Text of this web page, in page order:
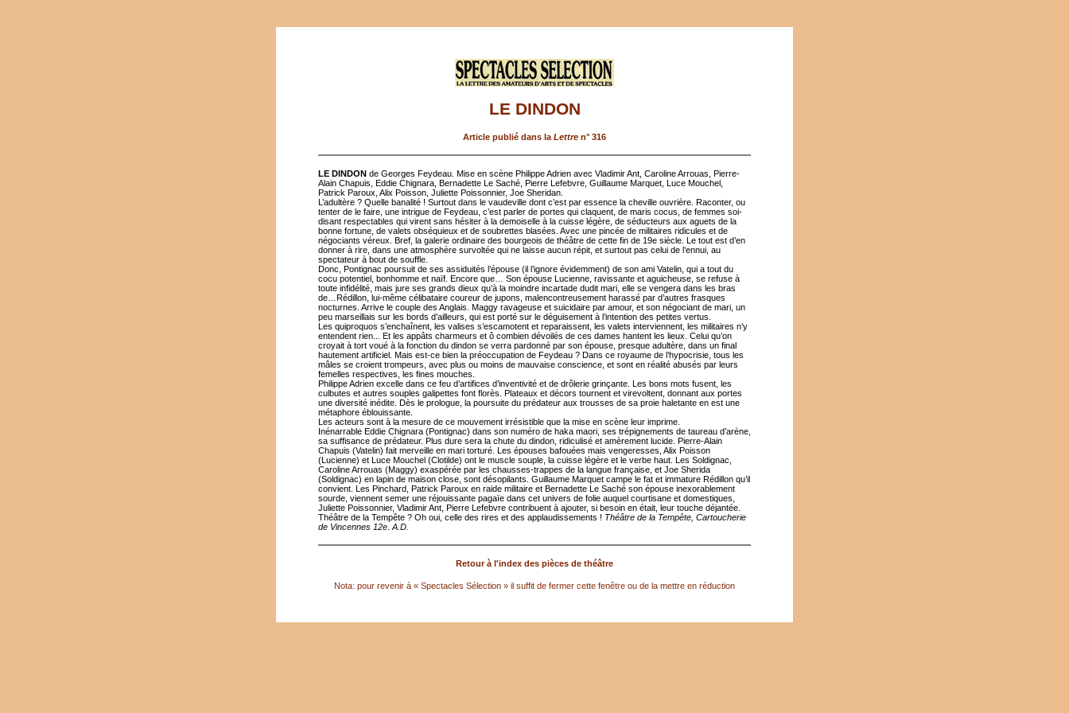
LE DINDON
Article publié dans la Lettre n° 316
LE DINDON de Georges Feydeau. Mise en scène Philippe Adrien avec Vladimir Ant, Caroline Arrouas, Pierre-
Alain Chapuis, Eddie Chignara, Bernadette Le Saché, Pierre Lefebvre, Guillaume Marquet, Luce Mouchel,
Patrick Paroux, Alix Poisson, Juliette Poissonnier, Joe Sheridan.
L’adultère ? Quelle banalité ! Surtout dans le vaudeville dont c’est par essence la cheville ouvrière. Raconter, ou
tenter de le faire, une intrigue de Feydeau, c’est parler de portes qui claquent, de maris cocus, de femmes soi-
disant respectables qui virent sans hésiter à la demoiselle à la cuisse légère, de séducteurs aux aguets de la
bonne fortune, de valets obséquieux et de soubrettes blasées. Avec une pincée de militaires ridicules et de
négociants véreux. Bref, la galerie ordinaire des bourgeois de théâtre de cette fin de 19e siècle. Le tout est d’en
donner à rire, dans une atmosphère survoltée qui ne laisse aucun répit, et surtout pas celui de l’ennui, au
spectateur à bout de souffle.
Donc, Pontignac poursuit de ses assiduités l’épouse (il l’ignore évidemment) de son ami Vatelin, qui a tout du
cocu potentiel, bonhomme et naïf. Encore que… Son épouse Lucienne, ravissante et aguicheuse, se refuse à
toute infidélité, mais jure ses grands dieux qu’à la moindre incartade dudit mari, elle se vengera dans les bras
de…Rédillon, lui-même célibataire coureur de jupons, malencontreusement harassé par d’autres frasques
nocturnes. Arrive le couple des Anglais. Maggy ravageuse et suicidaire par amour, et son négociant de mari, un
peu marseillais sur les bords d’ailleurs, qui est porté sur le déguisement à l’intention des petites vertus.
Les quiproquos s’enchaînent, les valises s’escamotent et reparaissent, les valets interviennent, les militaires n’y
entendent rien... Et les appâts charmeurs et ô combien dévoilés de ces dames hantent les lieux. Celui qu’on
croyait à tort voué à la fonction du dindon se verra pardonné par son épouse, presque adultère, dans un final
hautement artificiel. Mais est-ce bien la préoccupation de Feydeau ? Dans ce royaume de l’hypocrisie, tous les
mâles se croient trompeurs, avec plus ou moins de mauvaise conscience, et sont en réalité abusés par leurs
femelles respectives, les fines mouches.
Philippe Adrien excelle dans ce feu d’artifices d’inventivité et de drôlerie grinçante. Les bons mots fusent, les
culbutes et autres souples galipettes font florès. Plateaux et décors tournent et virevoltent, donnant aux portes
une diversité inédite. Dès le prologue, la poursuite du prédateur aux trousses de sa proie haletante en est une
métaphore éblouissante.
Les acteurs sont à la mesure de ce mouvement irrésistible que la mise en scène leur imprime.
Inénarrable Eddie Chignara (Pontignac) dans son numéro de haka maori, ses trépignements de taureau d’arène,
sa suffisance de prédateur. Plus dure sera la chute du dindon, ridiculisé et amèrement lucide. Pierre-Alain
Chapuis (Vatelin) fait merveille en mari torturé. Les épouses bafouées mais vengeresses, Alix Poisson
(Lucienne) et Luce Mouchel (Clotilde) ont le muscle souple, la cuisse légère et le verbe haut. Les Soldignac,
Caroline Arrouas (Maggy) exaspérée par les chausses-trappes de la langue française, et Joe Sherida
(Soldignac) en lapin de maison close, sont désopilants. Guillaume Marquet campe le fat et immature Rédillon qu’il
convient. Les Pinchard, Patrick Paroux en raide militaire et Bernadette Le Saché son épouse inexorablement
sourde, viennent semer une réjouissante pagaïe dans cet univers de folie auquel courtisane et domestiques,
Juliette Poissonnier, Vladimir Ant, Pierre Lefebvre contribuent à ajouter, si besoin en était, leur touche déjantée.
Théâtre de la Tempête ? Oh oui, celle des rires et des applaudissements ! Théâtre de la Tempête, Cartoucherie
de Vincennes 12e A.D.
Retour à l'index des pièces de théâtre
Nota: pour revenir à « Spectacles Sélection » il suffit de fermer cette fenêtre ou de la mettre en réduction